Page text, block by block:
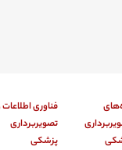
فناوری
تصویربرداری
پزشکی